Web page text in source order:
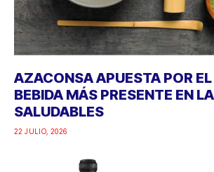
AZACONSA APUESTA POR
BEBIDA MÁS PRESENTE EN
SALUDABLES
22 JULIO, 2026